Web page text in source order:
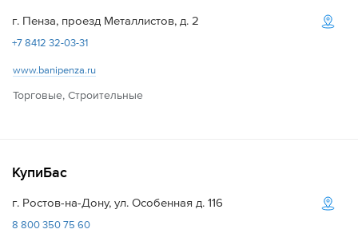
г. Пенза, проезд Металлистов, д. 2
+7 8412 32-03-31
www.banipenza.ru
Торговые, Строительные
КупиБас
г. Ростов-на-Дону, ул. Особенная д. 116
8 800 350 75 60